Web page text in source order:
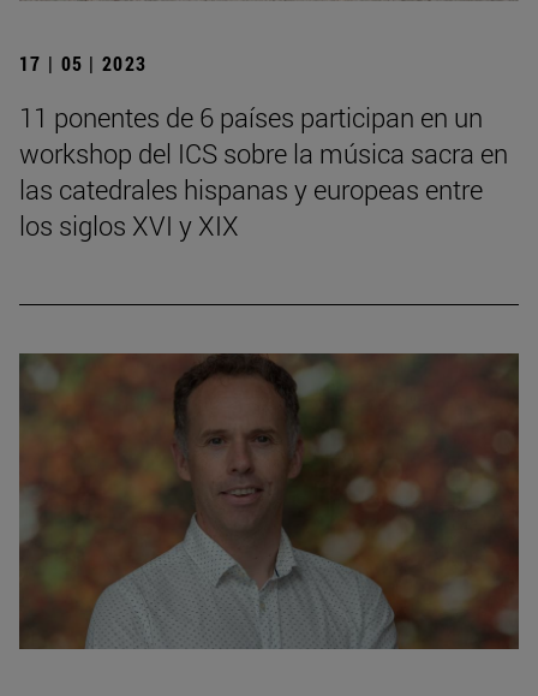
17 | 05 | 2023
11 ponentes de 6 países participan en un
workshop del ICS sobre la música sacra en
las catedrales hispanas y europeas entre
los siglos XVI y XIX